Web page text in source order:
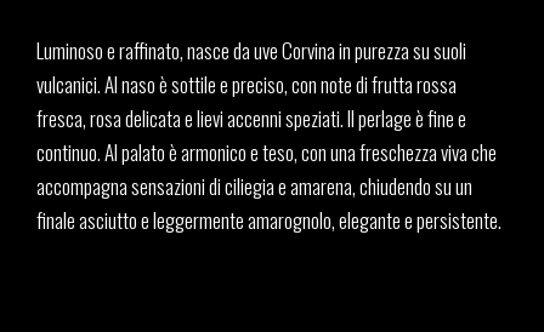
Luminoso e raffinato, nasce da uve Corvina in purezza su suoli
vulcanici. Al naso è sottile e preciso, con note di frutta rossa
fresca, rosa delicata e lievi accenni speziati. Il perlage è fine e
continuo. Al palato è armonico e teso, con una freschezza viva che
accompagna sensazioni di ciliegia e amarena, chiudendo su un
finale asciutto e leggermente amarognolo, elegante e persistente.